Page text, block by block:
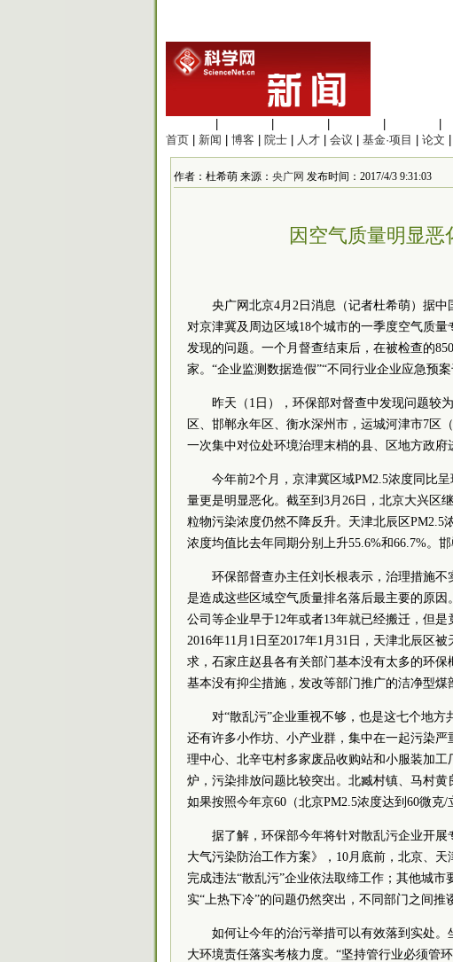
首页
新闻 博客 院士 人才 会议 基金·项目 论文
作者：杜希萌 来源： 央广网 发布时间：2017/4/3 9:31:03
因空气质量明显恶
央广网北京4月2日消息（记者杜希萌）据
对京津冀及周边区域18个城市的一季度空气质
发现的问题。一个月督查结束后，在被检查的
家。“企业监测数据造假”“不同行业企业应急预
昨天（1日），环保部对督查中发现问题较
区、邯郸永年区、衡水深州市，运城河津市7区
一次集中对位处环境治理末梢的县、区地方政府
今年前2个月，京津冀区域PM2.5浓度同比
量更是明显恶化。截至到3月26日，北京大兴区
粒物污染浓度仍然不降反升。天津北辰区PM2.5
浓度均值比去年同期分别上升55.6%和66.7%。
环保部督查办主任刘长根表示，治理措施
是造成这些区域空气质量排名落后最主要的原
公司等企业早于12年或者13年就已经搬迁，但
2016年11月1日至2017年1月31日，天津北辰区
求，石家庄赵县各有关部门基本没有太多的环
基本没有抑尘措施，发改等部门推广的洁净型煤
对“散乱污”企业重视不够，也是这七个地
还有许多小作坊、小产业群，集中在一起污染
理中心、北辛屯村多家废品收购站和小服装加
炉，污染排放问题比较突出。北臧村镇、马村
如果按照今年京60（北京PM2.5浓度达到60微克
据了解，环保部今年将针对散乱污企业开
大气污染防治工作方案》，10月底前，北京、
完成违法“散乱污”企业依法取缔工作；其他城
实“上热下冷”的问题仍然突出，不同部门之间推
如何让今年的治污举措可以有效落到实处
大环境责任落实考核力度。“坚持管行业必须管